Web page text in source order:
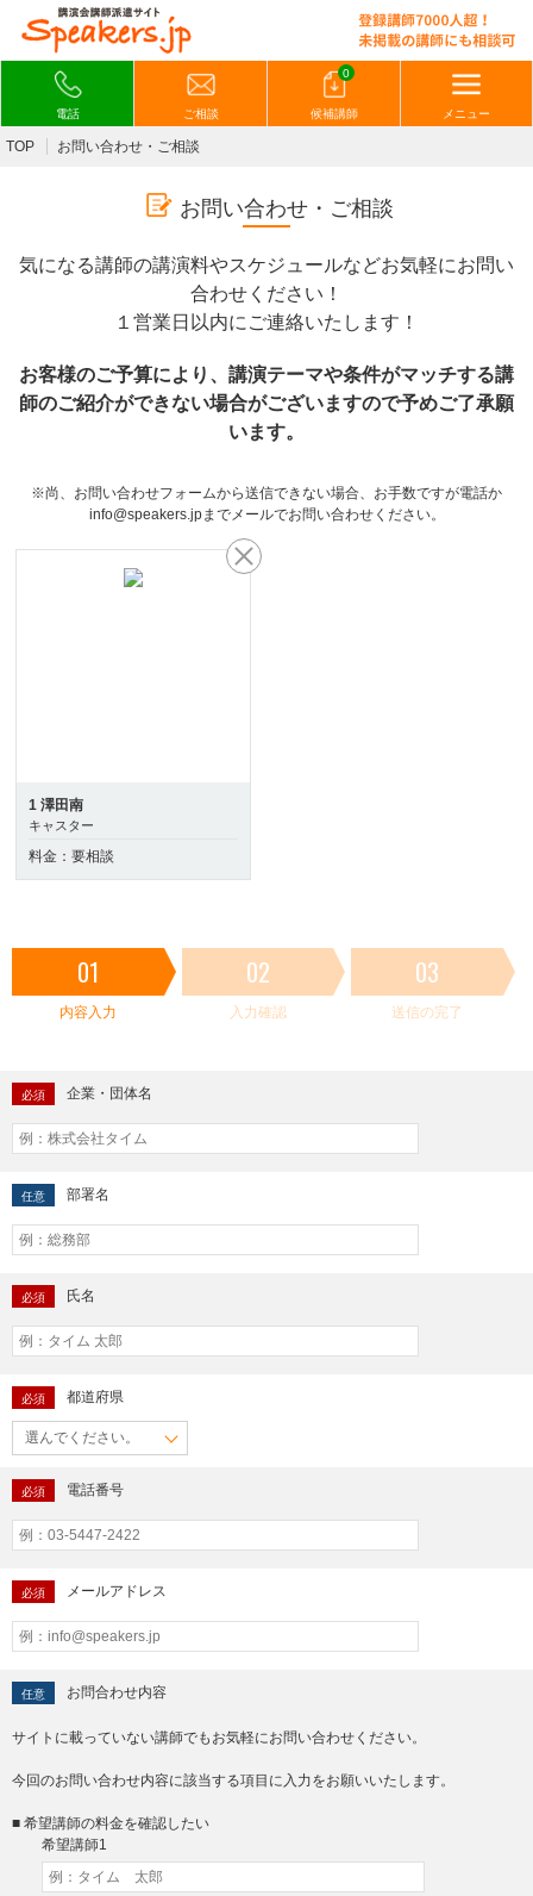
電話 ご相談
0
候補講師 メニュー
TOP お問い合わせ・ご相談
お問い合わせ・ご相談
気になる講師の講演料やスケジュールなどお気軽にお問い
合わせください！
１営業日以内にご連絡いたします！
お客様のご予算により、講演テーマや条件がマッチする講
師のご紹介ができない場合がございますので予めご了承願
います。
※尚、お問い合わせフォームから送信できない場合、お手数ですが電話か
info@speakers.jpまでメールでお問い合わせください。
1 澤田南
キャスター
料金：要相談
01
内容入力
02
入力確認
03
送信の完了
必須 企業・団体名
任意 部署名
必須 氏名
必須 都道府県
必須 電話番号
必須 メールアドレス
任意 お問合わせ内容
サイトに載っていない講師でもお気軽にお問い合わせください。
今回のお問い合わせ内容に該当する項目に入力をお願いいたします。
■ 希望講師の料金を確認したい
希望講師1